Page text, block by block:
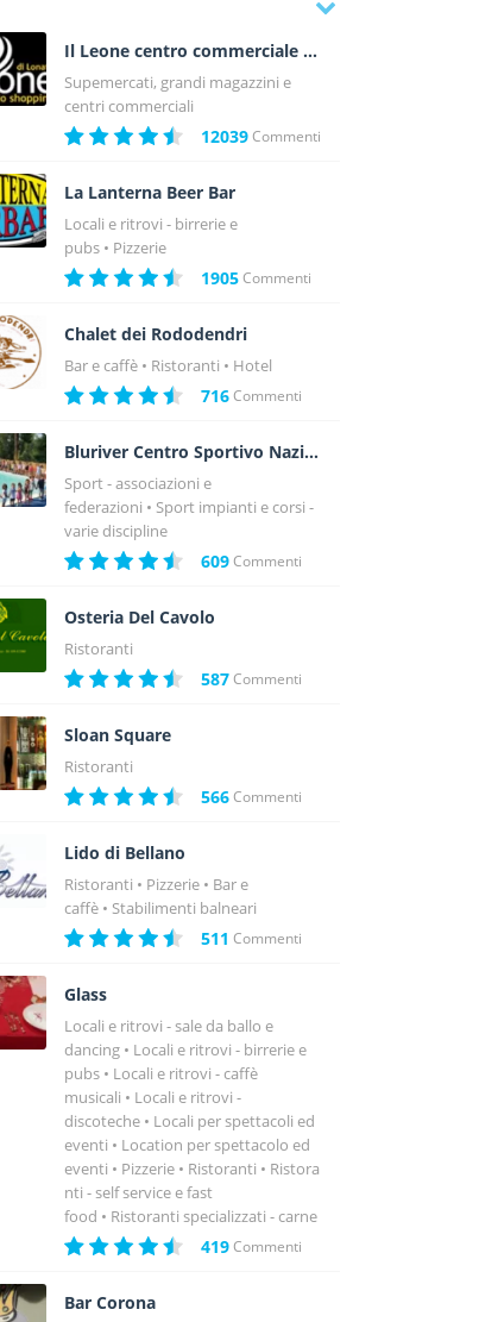
Il Leone centro commerciale a Lonato - Brescia
Supemercati, grandi magazzini e
centri commerciali
12039Commenti
La Lanterna Beer Bar
Locali e ritrovi - birrerie e
pubs
Pizzerie
1905Commenti
Chalet dei Rododendri
Bar e caffè Ristoranti Hotel
716Commenti
Bluriver Centro Sportivo Nazionale
Sport - associazioni e
federazioni
Sport impianti e corsi -
varie discipline
609Commenti
Osteria Del Cavolo
Ristoranti
587Commenti
Sloan Square
Ristoranti
566Commenti
Lido di Bellano
Ristoranti Pizzerie
Bar e
caffè
Stabilimenti balneari
511 Commenti
Glass
Locali e ritrovi - sale da ballo e
dancing
Locali e ritrovi - birrerie e
pubs
Locali e ritrovi - caffè
musicali
Locali e ritrovi -
discoteche
Locali per spettacoli ed
eventi
Location per spettacolo ed
eventi
Pizzerie Ristoranti
Ristora
nti - self service e fast
food
Ristoranti specializzati - carne
419Commenti
Bar Corona